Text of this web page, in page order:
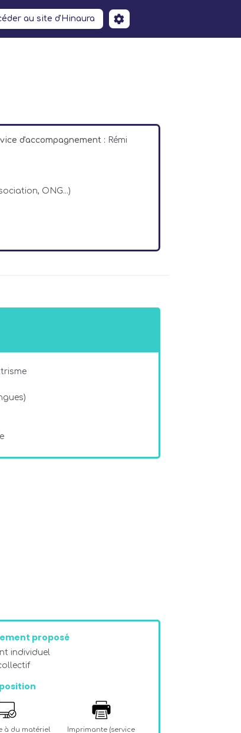
au site d'Hinaura
d'accompagnement : Rémi
ONG...)
proposé
individuel
à du matériel
Imprimante (service